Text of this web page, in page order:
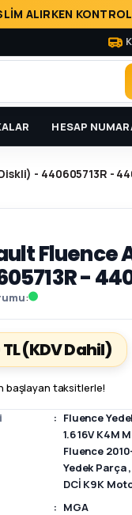
ALIRKEN
HESAP
- 440605713R -
Fluence
-
(KDV Dahil)
başlayan taksitlerle!
Fluence
1.6 16V K4M
Fluence
Yedek Parça
DCİ K9K
MGA